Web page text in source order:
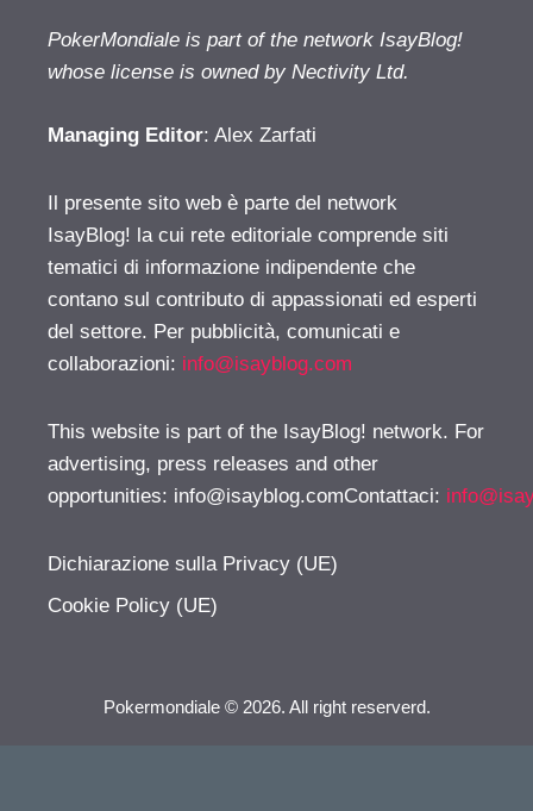
PokerMondiale is part of the network IsayBlog!
whose license is owned by Nectivity Ltd.
Managing Editor: Alex Zarfati
Il presente sito web è parte del network
IsayBlog! la cui rete editoriale comprende siti
tematici di informazione indipendente che
contano sul contributo di appassionati ed esperti
del settore. Per pubblicità, comunicati e
collaborazioni: info@isayblog.com
This website is part of the IsayBlog! network. For
advertising, press releases and other
opportunities: info@isayblog.comContattaci:
Dichiarazione sulla Privacy (UE)
Cookie Policy (UE)
Pokermondiale © 2026. All right reserverd.